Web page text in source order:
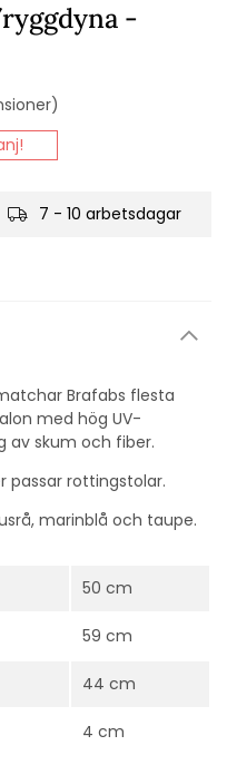
-
7 - 10 arbetsdagar
Brafabs flesta
med hög UV-
av skum och fiber.
passar rottingstolar.
marinblå och taupe.
50 cm
59 cm
44 cm
4 cm